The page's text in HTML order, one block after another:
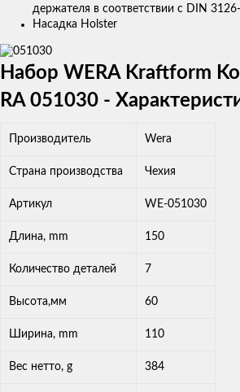
держателя в соответствии с DIN
Насадка Holster
Набор WERA Kraftform
RA 051030 -
Производитель Wera
Страна производства Чехия
Артикул WE-051030
Длина, mm 150
Количество деталей 7
Высота,мм 60
Ширина, mm 110
Вес нетто, g 384